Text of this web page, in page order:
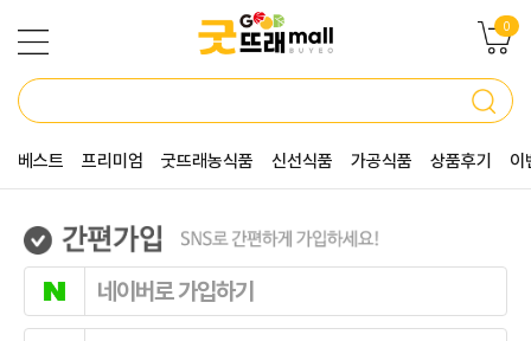
0
베스트 프리미엄 굿뜨래농식품 신선식품 가공식품 상품후기 이
네이버로 가입하기